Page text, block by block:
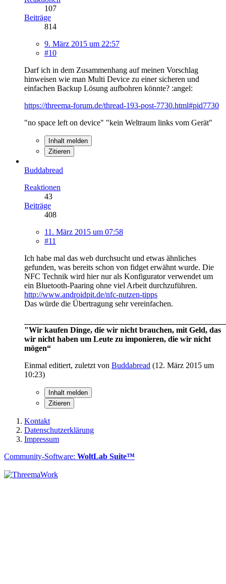
107
Beiträge
814
9. März 2015 um 22:57
#10
Darf ich in dem Zusammenhang auf meinen Vorschlag
hinweisen wie man Multi Device zu einer sicheren und
einfachen Backup Lösung aufbohren könnte? :angel:
https://threema-forum.de/thread-193-post-7730.html#pid7730
"no space left on device" "kein Weltraum links vom Gerät"
Inhalt melden
Zitieren
Buddabread
Reaktionen
43
Beiträge
408
11. März 2015 um 07:58
#11
Ich habe mal das web durchsucht und etwas ähnliches
gefunden, was bereits schon von fidget erwähnt wurde. Die
NFC Technik wird hier nur als Konfigurator verwendet um
ein Bluetooth-Paaring ohne viel Arbeit durchzuführen.
http://www.androidpit.de/nfc-nutzen-tipps
Das würde die Übertragung sehr vereinfachen.
"Wir kaufen Dinge, die wir nicht brauchen, mit Geld, das
wir nicht haben um Leute zu imponieren, die wir nicht
mögen“
Einmal editiert, zuletzt von Buddabread (12. März 2015 um
10:23)
Inhalt melden
Zitieren
Kontakt
Datenschutzerklärung
Impressum
Community-Software: WoltLab Suite™